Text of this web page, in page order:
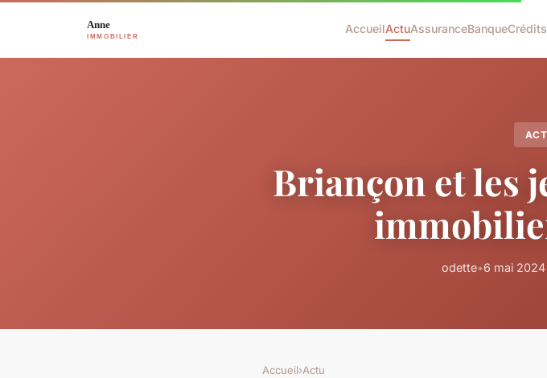
AccueilActuAssuranceBanqueCrédits
Briançon et les
odette•6 mai 2024
Accueil›Actu